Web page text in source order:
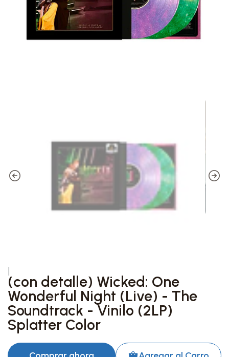
(con detalle) Wicked: One
Wonderful Night (Live) - The
Soundtrack - Vinilo (2LP)
Splatter Color